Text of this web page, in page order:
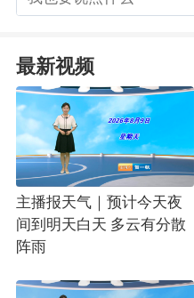
最新视频
主播报天气｜预计今天夜
间到明天白天 多云有分散
阵雨